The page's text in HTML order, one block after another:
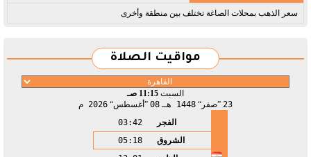
سعر الذهب بمحلات الصاغة تختلف بين منطقة وأخرى
مواقيت الصلاة
السبت 11:15 صـ
23
صفر 1448 هـ 08 أغسطس 2026 م
الفجر
03:42
الشروق
05:18